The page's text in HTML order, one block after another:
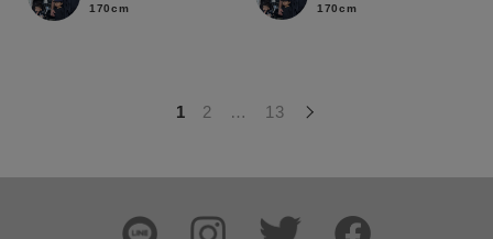
170cm
170cm
1 2 … 13